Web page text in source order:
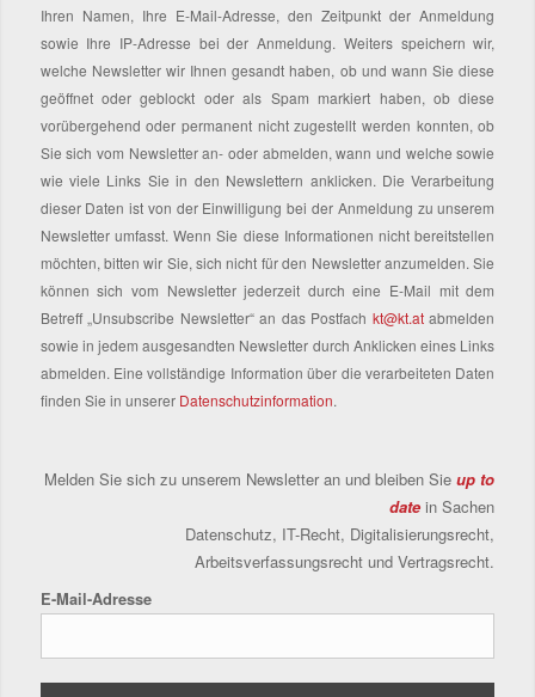
Ihren Namen, Ihre E-Mail-Adresse, den Zeitpunkt der Anmeldung
sowie Ihre IP-Adresse bei der Anmeldung. Weiters speichern wir,
welche Newsletter wir Ihnen gesandt haben, ob und wann Sie diese
geöffnet oder geblockt oder als Spam markiert haben, ob diese
vorübergehend oder permanent nicht zugestellt werden konnten, ob
Sie sich vom Newsletter an- oder abmelden, wann und welche sowie
wie viele Links Sie in den Newslettern anklicken. Die Verarbeitung
dieser Daten ist von der Einwilligung bei der Anmeldung zu unserem
Newsletter umfasst. Wenn Sie diese Informationen nicht bereitstellen
möchten, bitten wir Sie, sich nicht für den Newsletter anzumelden. Sie
können sich vom Newsletter jederzeit durch eine E-Mail mit dem
Betreff „Unsubscribe Newsletter“ an das Postfach kt@kt.atabmelden
sowie in jedem ausgesandten Newsletter durch Anklicken eines Links
abmelden. Eine vollständige Information über die verarbeiteten Daten
finden Sie in unserer Datenschutzinformation.
Melden Sie sich zu unserem Newsletter an und bleiben Sieup to
date in Sachen
Datenschutz, IT-Recht, Digitalisierungsrecht,
Arbeitsverfassungsrecht und Vertragsrecht.
E-Mail-Adresse